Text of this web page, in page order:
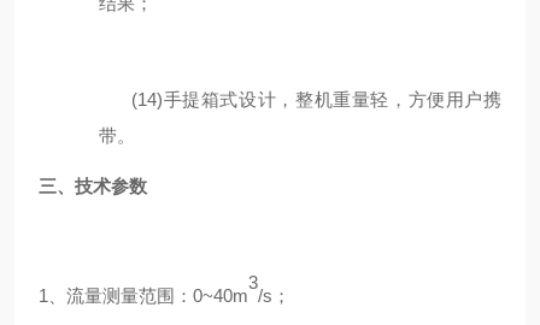
(14)手提箱式设计，整机重量轻，方便用户携
带。
三、 技术参数
1 流量测量范围： 0~40m
3
/s ；